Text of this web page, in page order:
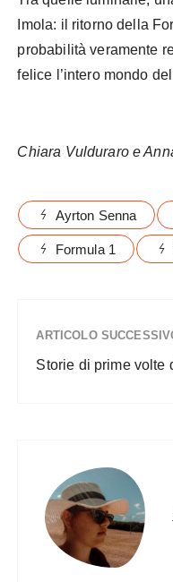
Imola: il ritorno della
probabilità veramente
felice l’intero mondo
Chiara Vulduraro e
Ayrton Senna
Formula 1
ARTICOLO
Storie di prime volte